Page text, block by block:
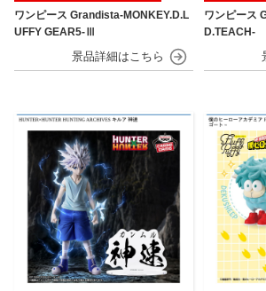
ワンピース Grandista-MONKEY.D.L
UFFY GEAR5-Ⅲ
ワンピース
D.TEACH-